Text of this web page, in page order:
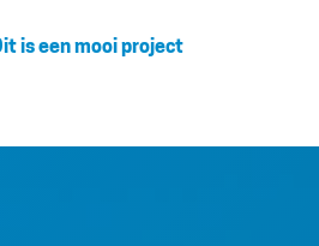
is een mooi project